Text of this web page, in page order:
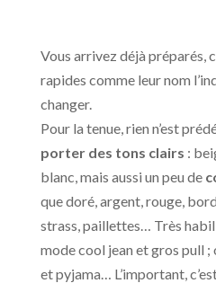
Vous arrivez déjà préparés,
rapides comme leur nom
changer.
Pour la tenue, rien n’est
porter des tons clairs :
blanc, mais aussi un peu de
que doré, argent, rouge,
strass, paillettes… Très
mode cool jean et gros pull
et pyjama… L’important,